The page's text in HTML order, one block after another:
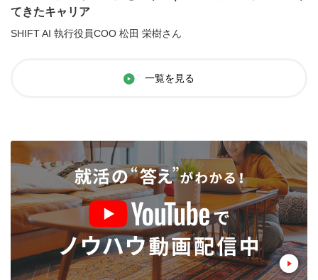
てきたキャリア
SHIFT AI 執行役員COO 松田 栄樹さん
一覧を見る